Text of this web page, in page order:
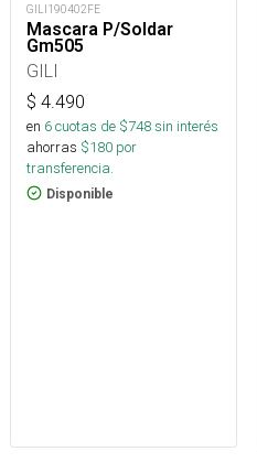
GILI190402FE
Mascara P/Soldar
Gm505
GILI
$ 4.490
en 6cuotas de $748sin interés
ahorras $180 por
transferencia.
Disponible